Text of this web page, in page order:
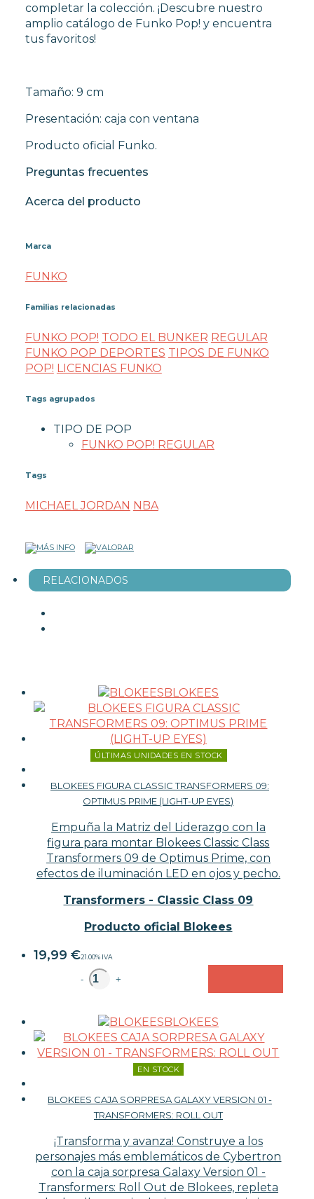
completar la colección. ¡Descubre nuestro
amplio catálogo de Funko Pop! y encuentra
tus favoritos!
Tamaño: 9 cm
Presentación: caja con ventana
Producto oficial Funko.
Preguntas frecuentes
Acerca del producto
Marca
FUNKO
Familias relacionadas
FUNKO POP! TODO EL BUNKER REGULAR
FUNKO POP DEPORTES TIPOS DE FUNKO
POP! LICENCIAS FUNKO
Tags agrupados
TIPO DE POP
FUNKO POP! REGULAR
Tags
MICHAEL JORDAN NBA
RELACIONADOS
BLOKEES
ÚLTIMAS UNIDADES EN STOCK
BLOKEES FIGURA CLASSIC TRANSFORMERS 09:
OPTIMUS PRIME (LIGHT-UP EYES)
Empuña la Matriz del Liderazgo con la
figura para montar Blokees Classic Class
Transformers 09 de Optimus Prime, con
efectos de iluminación LED en ojos y pecho.
Transformers - Classic Class 09
Producto oficial Blokees
19,99 €21.00% IVA
- +
BLOKEES
EN STOCK
BLOKEES CAJA SORPRESA GALAXY VERSION 01 -
TRANSFORMERS: ROLL OUT
¡Transforma y avanza! Construye a los
personajes más emblemáticos de Cybertron
con la caja sorpresa Galaxy Version 01 -
Transformers: Roll Out de Blokees, repleta